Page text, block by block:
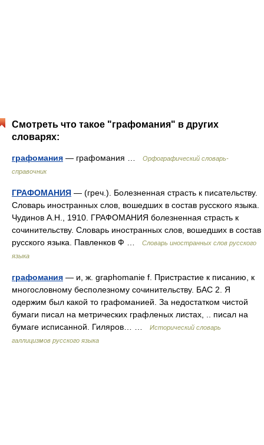
Смотреть что такое "графомания" в других
словарях:
графомания — графомания …
Орфографический словарь-
справочник
ГРАФОМАНИЯ — (греч.). Болезненная страсть к писательству.
Словарь иностранных слов, вошедших в состав русского языка.
Чудинов А.Н., 1910. ГРАФОМАНИЯ болезненная страсть к
сочинительству. Словарь иностранных слов, вошедших в состав
русского языка. Павленков Ф …
Словарь иностранных слов русского
языка
графомания — и, ж. graphomanie f. Пристрастие к писанию, к
многословному бесполезному сочинительству. БАС 2. Я
одержим был какой то графоманией. За недостатком чистой
бумаги писал на метрических графленых листах, .. писал на
бумаге исписанной. Гиляров… …
Исторический словарь
галлицизмов русского языка